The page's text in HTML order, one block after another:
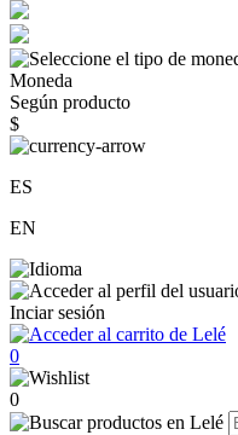
Moneda
Según producto
$
ES
EN
Inciar sesión
0
0